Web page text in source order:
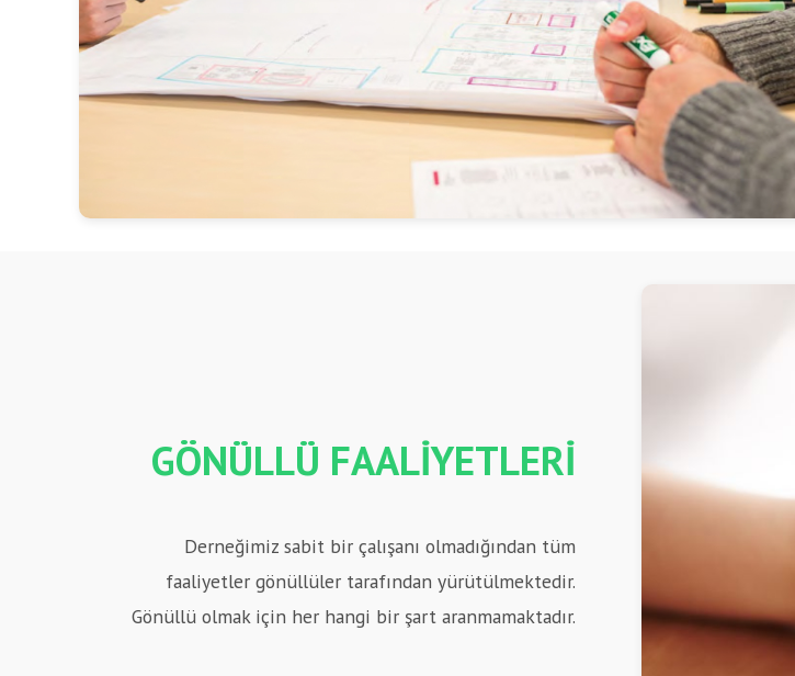
GÖNÜLLÜ FAALİYETLERİ
Derneğimiz sabit bir çalışanı olmadığından tüm
faaliyetler gönüllüler tarafından yürütülmektedir.
Gönüllü olmak için her hangi bir şart aranmamaktadır.